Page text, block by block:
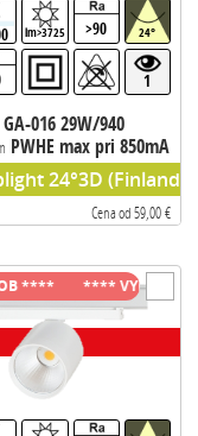
predradnik TCI
lm>3725 >90 24°
1
GA-016 29W/940
PWHE max pri 850mA
24°3D (Finland),
Cena od 59,00 €
**** VYPREDAJ
**** VYPREDAJ